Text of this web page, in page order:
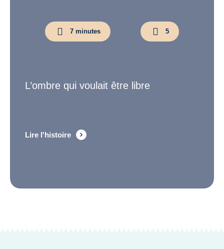
7 minutes 5
L’ombre qui voulait être libre
Lire l'histoire